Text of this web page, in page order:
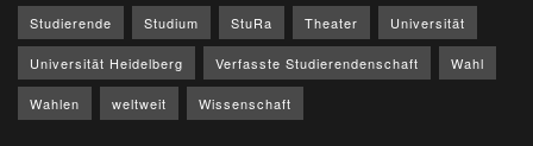
Studierende Studium StuRa Theater Universität
Universität Heidelberg Verfasste Studierendenschaft Wahl
Wahlen weltweit Wissenschaft